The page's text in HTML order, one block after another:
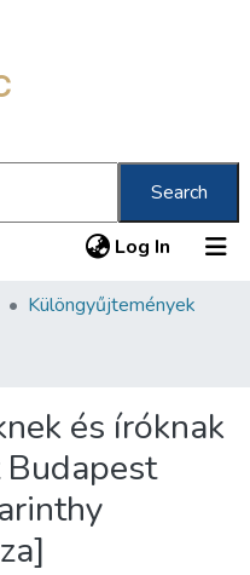
Search
Log In (current)
Különgyűjtemények
és íróknak